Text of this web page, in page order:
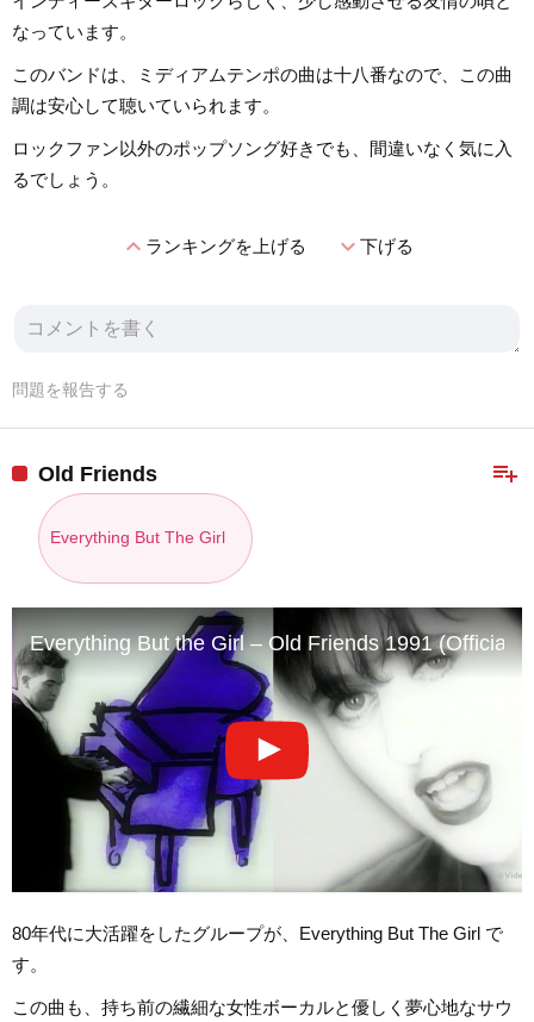
なっています。
このバンドは、ミディアムテンポの曲は十八番なので、この曲
調は安心して聴いていられます。
ロックファン以外のポップソング好きでも、間違いなく気に入
るでしょう。
expand_lessランキングを上げる expand_more下げる
問題を報告する
playlist_add
Old Friends
Everything But The Girl
Everything But the Girl – Old Friends 1991 (Official
80年代に大活躍をしたグループが、Everything But The Girl で
す。
この曲も、持ち前の繊細な女性ボーカルと優しく夢心地なサウ